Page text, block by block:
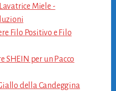
Miele -
Filo Positivo e Filo
SHEIN per un Pacco
della Candeggina